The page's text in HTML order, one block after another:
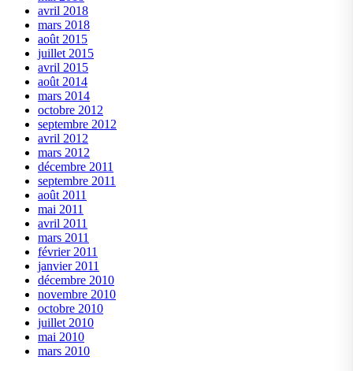
avril 2018
mars 2018
août 2015
juillet 2015
avril 2015
août 2014
mars 2014
octobre 2012
septembre 2012
avril 2012
mars 2012
décembre 2011
septembre 2011
août 2011
mai 2011
avril 2011
mars 2011
février 2011
janvier 2011
décembre 2010
novembre 2010
octobre 2010
juillet 2010
mai 2010
mars 2010